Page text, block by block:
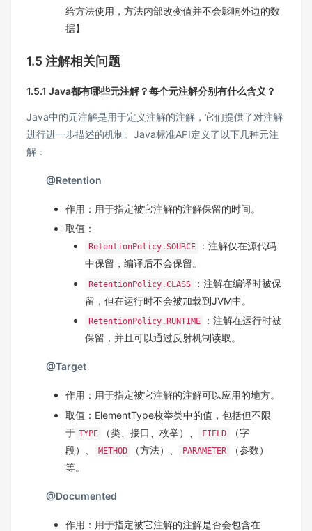
给方法使用，方法内部改变值并不会影响外边的数
据】
1.5 注解相关问题
1.5.1 Java都有哪些元注解？每个元注解分别有什么含义？
Java中的元注解是用于定义注解的注解，它们提供了对注解
进行进一步描述的机制。Java标准API定义了以下几种元注
解：
@Retention
作用：用于指定被它注解的注解保留的时间。
取值：
RetentionPolicy.SOURCE
：注解仅在源代码
中保留，编译后不会保留。
RetentionPolicy.CLASS
：注解在编译时被保
留，但在运行时不会被加载到JVM中。
RetentionPolicy.RUNTIME
：注解在运行时被
保留，并且可以通过反射机制读取。
@Target
作用：用于指定被它注解的注解可以应用的地方。
取值：ElementType枚举类中的值，包括但不限
于 TYPE （类、接口、枚举）、 FIELD
（字
段）、
METHOD （方法）、 PARAMETER
（参数）
等。
@Documented
作用：用于指定被它注解的注解是否会包含在